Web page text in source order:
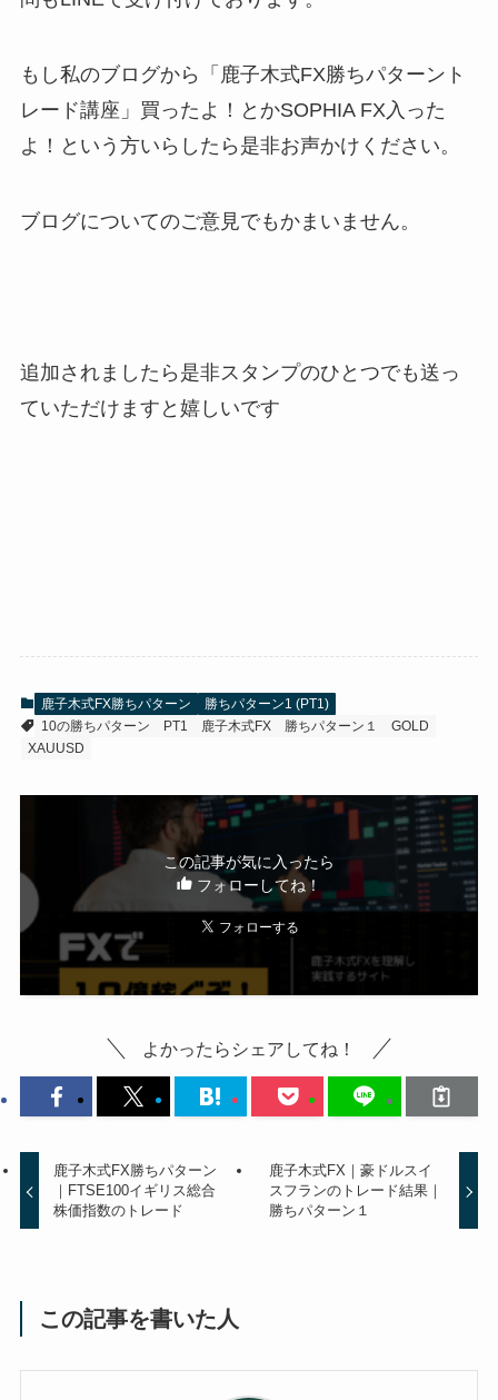
もし私のブログから「鹿子木式FX勝ちパターント
レード講座」買ったよ！とかSOPHIA FX入った
よ！という方いらしたら是非お声かけください。
ブログについてのご意見でもかまいません。
追加されましたら是非スタンプのひとつでも送っ
ていただけますと嬉しいです
鹿子木式FX勝ちパターン
勝ちパターン1 (PT1)
10の勝ちパターン
PT1 鹿子木式FX 勝ちパターン１
GOLD
XAUUSD
この記事が気に入ったら
フォローしてね！
よかったらシェアしてね！
鹿子木式FX勝ちパターン
｜FTSE100イギリス総合
株価指数のトレード
鹿子木式FX｜豪ドルスイ
スフランのトレード結果｜
勝ちパターン１
この記事を書いた人